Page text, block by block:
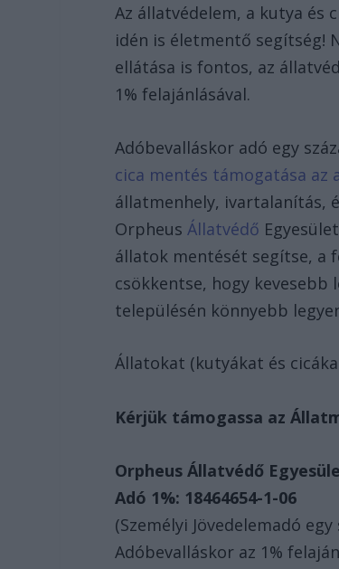
Az állatvédelem, a kutya és
idén is életmentő segítség!
ellátása is fontos, az
1% felajánlásával.
Adóbevalláskor adó egy
cica mentés támogatása az
állatmenhely, ivartalanítás,
Orpheus Állatvédő
állatok mentését segítse,
csökkentse, hogy kevesebb
településén könnyebb
Állatokat (kutyákat és
Kérjük támogassa az
Orpheus Állatvédő
Adó 1%: 18464654-1-06
(Személyi Jövedelemadó
Adóbevalláskor az 1%